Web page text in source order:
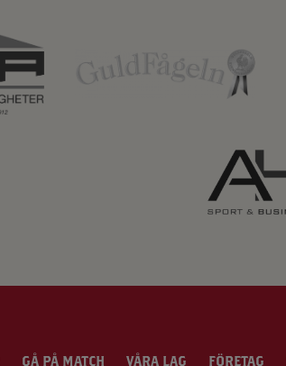
GÅ PÅ MATCH VÅRA LAG FÖRETAG